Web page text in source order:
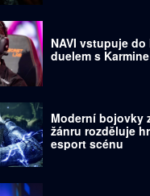
NAVI vstupuje
duelem s
Moderní bojovky
žánru rozděluje
esport scénu